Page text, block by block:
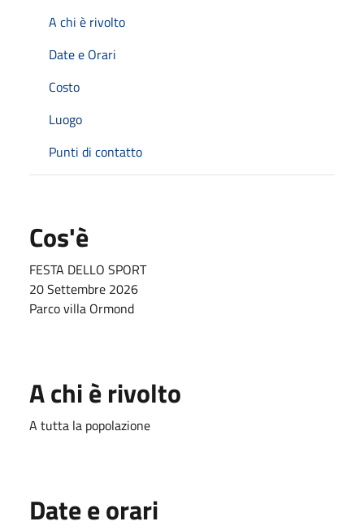
A chi è rivolto
Date e Orari
Costo
Luogo
Punti di contatto
Cos'è
FESTA DELLO SPORT
20 Settembre 2026
Parco villa Ormond
A chi è rivolto
A tutta la popolazione
Date e orari